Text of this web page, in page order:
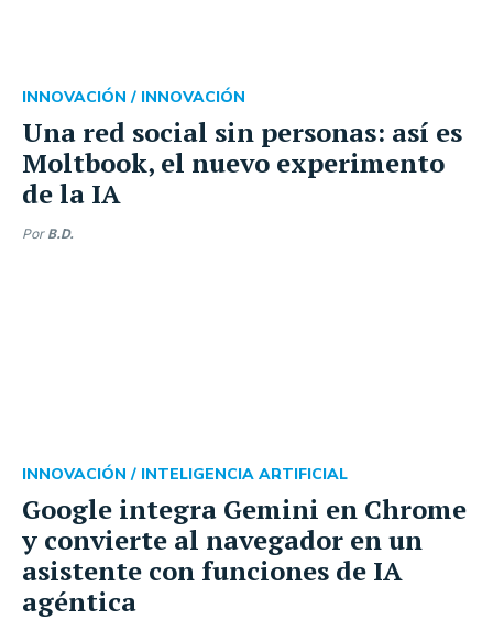
Una red social sin personas: así es
Moltbook, el nuevo experimento
de la IA
INNOVACIÓN / INNOVACIÓN
Por B.D.
Google integra Gemini en Chrome
y convierte al navegador en un
asistente con funciones de IA
agéntica
INNOVACIÓN / INTELIGENCIA ARTIFICIAL